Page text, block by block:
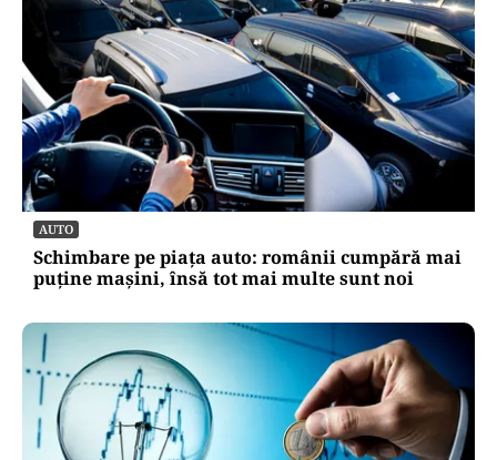
AUTO
Schimbare pe piața auto: românii cumpără mai
puține mașini, însă tot mai multe sunt noi